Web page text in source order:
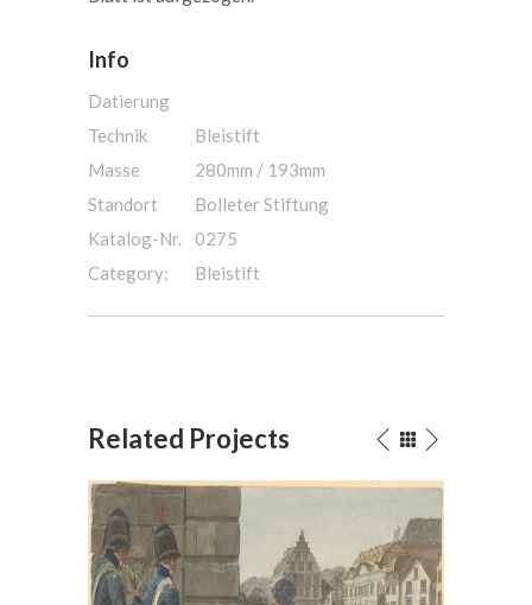
Info
Datierung
Technik
Bleistift
Masse
280mm / 193mm
Standort
Bolleter Stiftung
Katalog-Nr.
0275
Category:
Bleistift
Related Projects